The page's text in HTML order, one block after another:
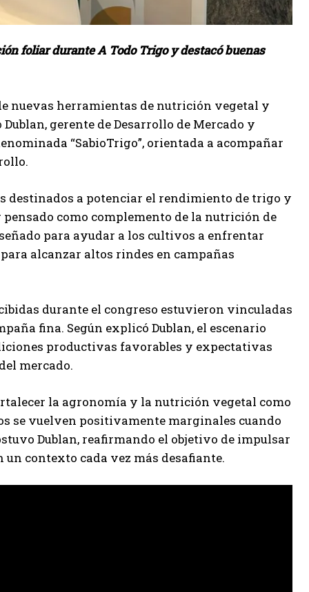
foliar durante A Todo Trigo y destacó buenas
nuevas herramientas de nutrición vegetal y
gerente de Desarrollo de Mercado y
“SabioTrigo”, orientada a acompañar
destinados a potenciar el rendimiento de trigo y
como complemento de la nutrición de
para ayudar a los cultivos a enfrentar
alcanzar altos rindes en campañas
durante el congreso estuvieron vinculadas
fina. Según explicó Dublan, el escenario
productivas favorables y expectativas
mercado.
la agronomía y la nutrición vegetal como
se vuelven positivamente marginales cuando
Dublan, reafirmando el objetivo de impulsar
contexto cada vez más desafiante.